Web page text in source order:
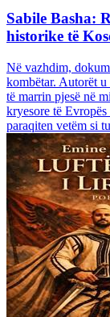
Sabile Basha:
historike të
Në vazhdim,
kombëtar. Autorët
të marrin pjesë në
kryesore të
paraqiten vetëm si